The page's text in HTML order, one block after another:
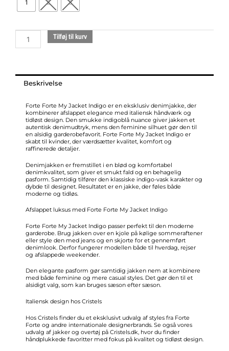
1 2 3
jacket
antal
Tilføj til kurv
Beskrivelse
Forte Forte My Jacket Indigo er en eksklusiv denimjakke, der
kombinerer afslappet elegance med italiensk håndværk og
tidløst design. Den smukke indigoblå nuance giver jakken et
autentisk denimudtryk, mens den feminine silhuet gør den til
en alsidig garderobefavorit. Forte Forte My Jacket Indigo er
skabt til kvinder, der værdsætter kvalitet, komfort og
raffinerede detaljer.
Denimjakken er fremstillet i en blød og komfortabel
denimkvalitet, som giver et smukt fald og en behagelig
pasform. Samtidig tilfører den klassiske indigo-vask karakter og
dybde til designet. Resultatet er en jakke, der føles både
moderne og tidløs.
Afslappet luksus med Forte Forte My Jacket Indigo
Forte Forte My Jacket Indigo passer perfekt til den moderne
garderobe. Brug jakken over en kjole på kølige sommeraftener
eller style den med jeans og en skjorte for et gennemført
denimlook. Derfor fungerer modellen både til hverdag, rejser
og afslappede weekender.
Den elegante pasform gør samtidig jakken nem at kombinere
med både feminine og mere casual styles. Det gør den til et
alsidigt valg, som kan bruges sæson efter sæson.
Italiensk design hos Cristels
Hos Cristels finder du et eksklusivt udvalg af styles fra Forte
Forte og andre internationale designerbrands. Se også vores
udvalg af jakker og overtøj på Cristels.dk, hvor du finder
håndplukkede favoritter med fokus på kvalitet og tidløst design.